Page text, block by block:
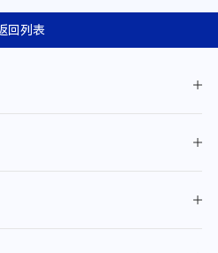
2026年グロー
ライヤー大
エネルギー女性リー
回列表